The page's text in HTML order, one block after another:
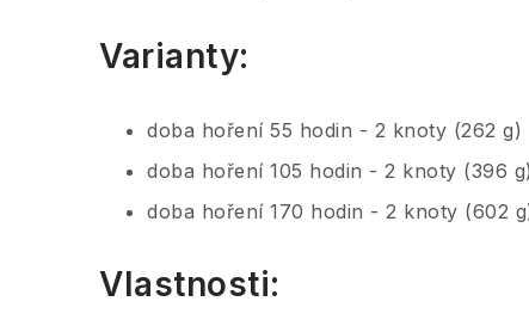
Varianty:
doba hoření 55 hodin - 2 knoty (262 g)
doba hoření 105 hodin - 2 knoty (396 g)
doba hoření 170 hodin - 2 knoty (602
Vlastnosti: